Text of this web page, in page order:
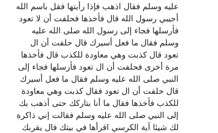
عليه وسلم فقال اذهب فإذا رأيتها فقل باسم الله
أجيبي رسول الله قال فأخذها فحلفت أن لا تعود
فأرسلها فجاء إلى رسول الله صلى الله عليه
وسلم فقال ما فعل أسيرك قال حلفت أن ال
تعود قال كذبت وهي معاودة للكذب قال فأخذها
مرة أخرى فحلفت أن ال تعود فأرسلها فجاء إلى
النبي صلى الله عليه وسلم فقال ما فعل أسيرك
قال حلفت أن ال تعود فقال كذبت وهي معاودة
للكذب فأخذها فقال ما أنا بتاركك حتى أذهب بك
إلى النبي صلى الله عليه وسلم فقالت إني ذاكرة
لك شيئا آية الكرسي اقرأها في بيتك فال يقربك